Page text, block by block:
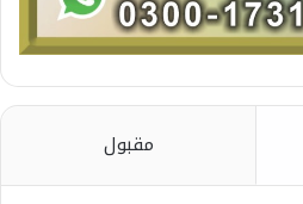
مقبول